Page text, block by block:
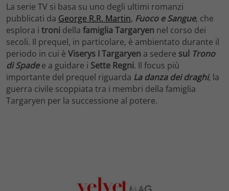
La serie TV si basa su uno degli ultimi romanzi
pubblicati da George R.R. Martin, Fuoco e Sangue, che
esplora i troni della famiglia Targaryen nel corso dei
secoli. Il prequel, in particolare, è ambientato durante il
periodo in cui è Viserys I Targaryen a sedere sul Trono
di Spadee a guidare i Sette Regni. Il focus più
importante del prequel riguarda La danza dei draghi, la
guerra civile scoppiata tra i membri della famiglia
Targaryen per la successione al potere.